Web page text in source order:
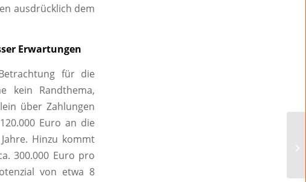
ausdrücklich dem
Erwartungen
für die
kein Randthema,
über Zahlungen
Euro an die
Hinzu kommt
300.000 Euro pro
von etwa 8